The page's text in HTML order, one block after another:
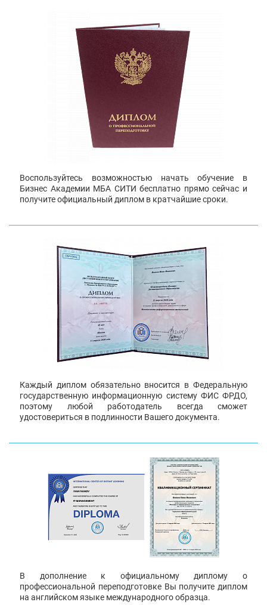
Воспользуйтесь возможностью начать обучение в
Бизнес Академии МБА СИТИ бесплатно прямо сейчас и
получите официальный диплом в кратчайшие сроки.
Каждый диплом обязательно вносится в Федеральную
государственную информационную систему ФИС ФРДО,
поэтому любой работодатель всегда сможет
удостовериться в подлинности Вашего документа.
В дополнение к официальному диплому о
профессиональной переподготовке Вы получите диплом
на английском языке международного образца.